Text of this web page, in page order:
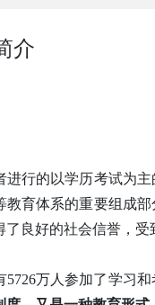
介
进行的以学历考试为
育体系的重要组成
良好的社会信誉，受
万人参加了学习